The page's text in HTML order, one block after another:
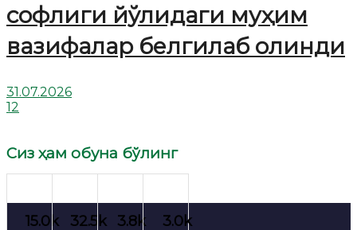
софлиги йўлидаги муҳим
вазифалар белгилаб олинди
31.07.2026
12
Сиз ҳам обуна бўлинг